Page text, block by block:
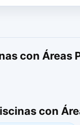
con Áreas
con